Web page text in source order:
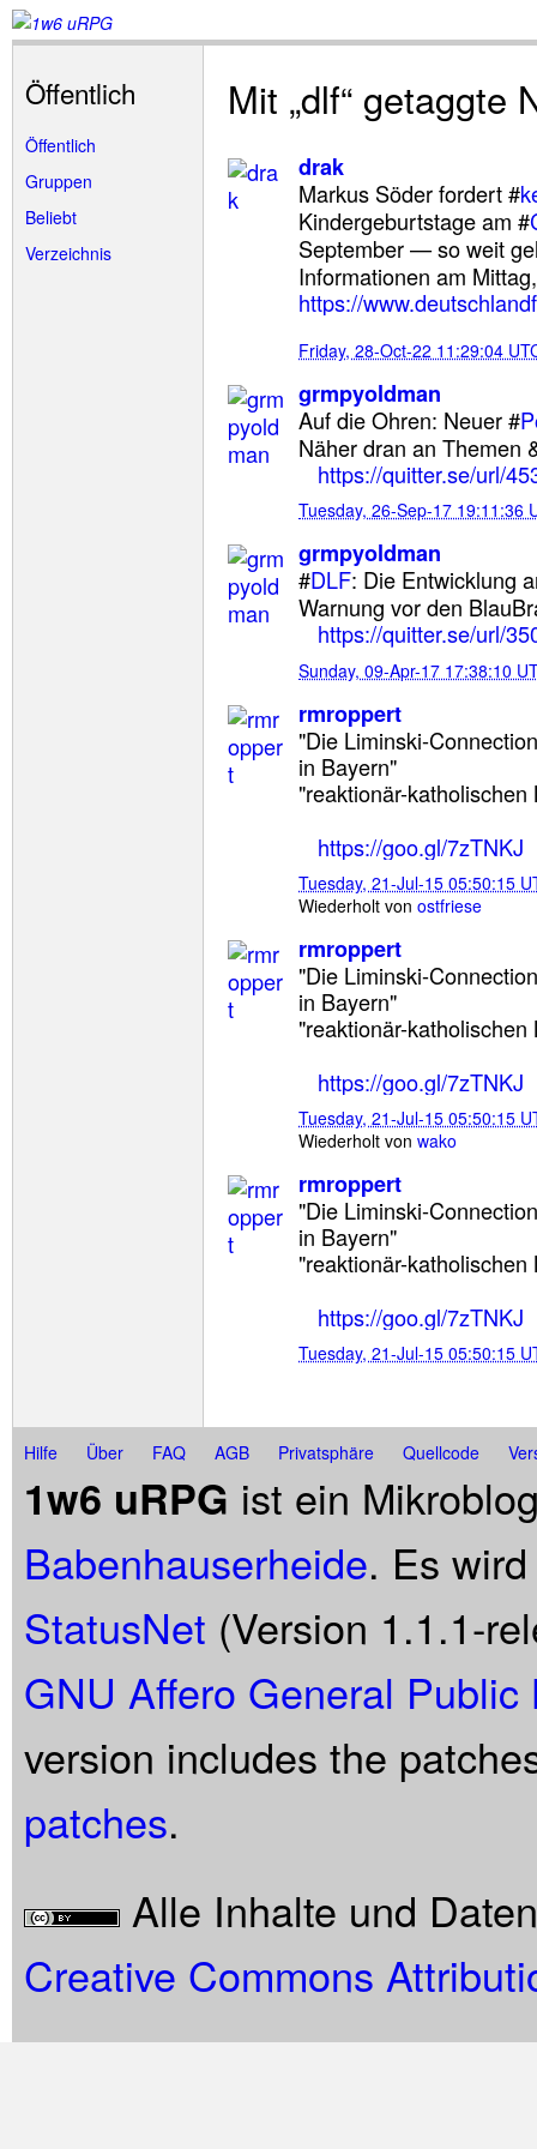
Öffentlich
Öffentlich
Gruppen
Beliebt
Verzeichnis
Mit „dlf“ getaggte
drak
Markus Söder fordert #
Kindergeburtstage am #
September — so weit
Informationen am
https://
Friday, 28-Oct-22 11:29:04
grmpyoldman
Auf die Ohren: Neuer #
Näher dran an Themen
https://quitter.se/url/
Tuesday, 26-Sep-17 19:11:36
grmpyoldman
#DLF: Die Entwicklung
Warnung vor den
https://quitter.se/url/
Sunday, 09-Apr-17 17:38:10
rmroppert
"Die Liminski-
in Bayern"
"reaktionär-katholischen
https://goo.gl/7zTNKJ
Tuesday, 21-Jul-15 05:50:15
Wiederholt von ostfriese
rmroppert
"Die Liminski-
in Bayern"
"reaktionär-katholischen
https://goo.gl/7zTNKJ
Tuesday, 21-Jul-15 05:50:15
Wiederholt von wako
rmroppert
"Die Liminski-
in Bayern"
"reaktionär-katholischen
https://goo.gl/7zTNKJ
Tuesday, 21-Jul-15 05:50:15
Hilfe Über FAQ AGB Privatsphäre Quellcode
1w6 uRPG ist ein
Babenhauserheide. Es
StatusNet (Version 1.1.1-
GNU Affero General Public
version includes the
patches.
Alle Inhalte und
Creative Commons